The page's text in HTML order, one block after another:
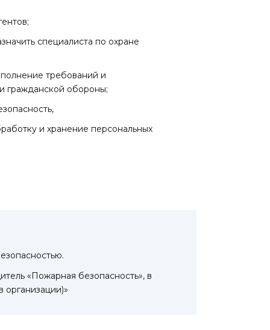
специалиста по охране
требований и
гражданской обороны;
и хранение персональных
«Пожарная безопасность», в